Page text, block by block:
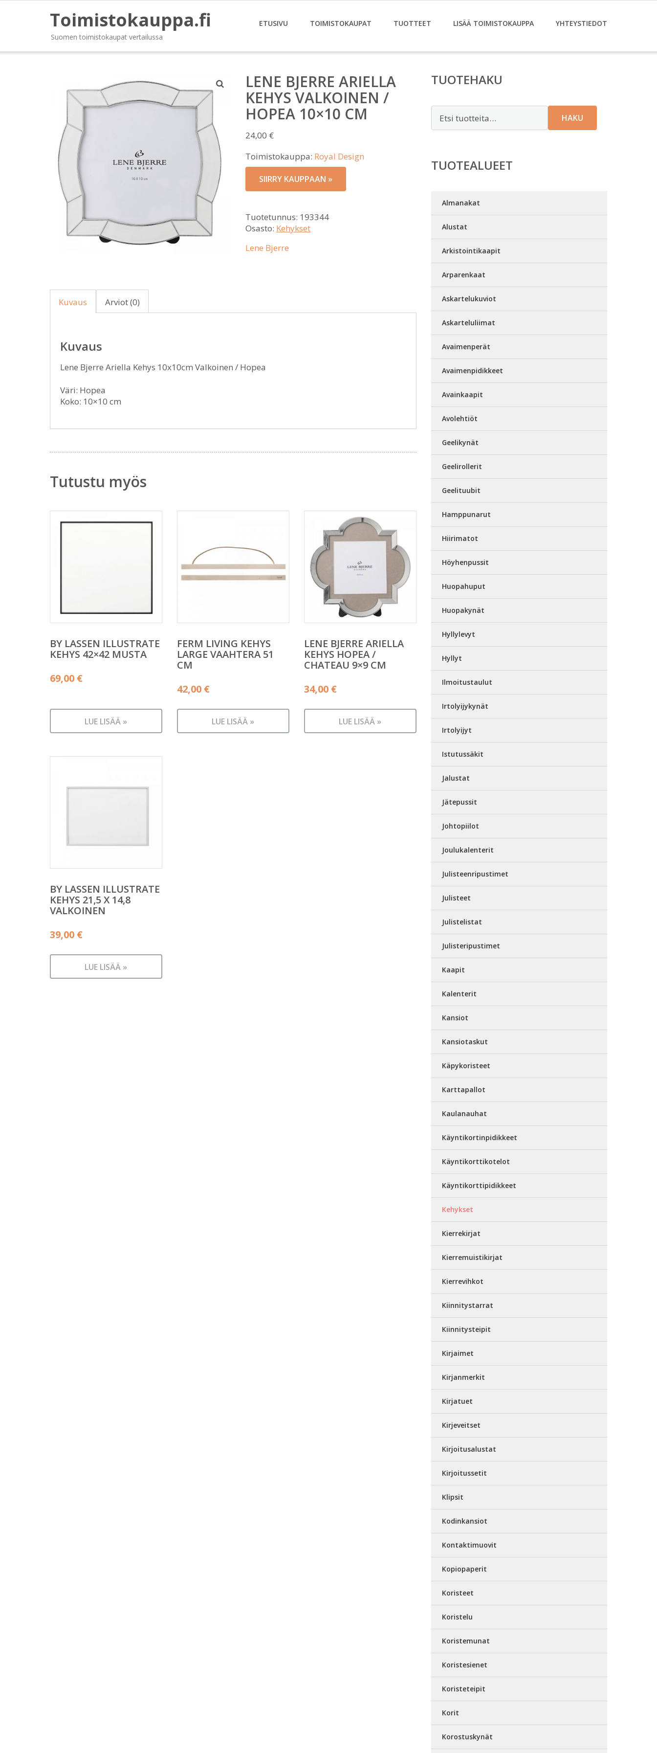
Toimistokauppa.fi
Suomen toimistokaupat vertailussa
ETUSIVU TOIMISTOKAUPAT TUOTTEET LISÄÄ TOIMISTOKAUPPA YHTEYSTIEDOT
LENE BJERRE ARIELLA
KEHYS VALKOINEN /
HOPEA 10×10 CM
24,00 €
Toimistokauppa: Royal Design
SIIRRY KAUPPAAN »
Tuotetunnus: 193344
Osasto: Kehykset
Lene Bjerre
Kuvaus Arviot (0)
Kuvaus
Lene Bjerre Ariella Kehys 10x10cm Valkoinen / Hopea
Väri: Hopea
Koko: 10×10 cm
Tutustu myös
BY LASSEN ILLUSTRATE
KEHYS 42×42 MUSTA
69,00 €
LUE LISÄÄ »
FERM LIVING KEHYS
LARGE VAAHTERA 51
CM
42,00 €
LUE LISÄÄ »
LENE BJERRE ARIELLA
KEHYS HOPEA /
CHATEAU 9×9 CM
34,00 €
LUE LISÄÄ »
BY LASSEN ILLUSTRATE
KEHYS 21,5 X 14,8
VALKOINEN
39,00 €
LUE LISÄÄ »
TUOTEHAKU
HAKU
TUOTEALUEET
Almanakat
Alustat
Arkistointikaapit
Arparenkaat
Askartelukuviot
Askarteluliimat
Avaimenperät
Avaimenpidikkeet
Avainkaapit
Avolehtiöt
Geelikynät
Geelirollerit
Geelituubit
Hamppunarut
Hiirimatot
Höyhenpussit
Huopahuput
Huopakynät
Hyllylevyt
Hyllyt
Ilmoitustaulut
Irtolyijykynät
Irtolyijyt
Istutussäkit
Jalustat
Jätepussit
Johtopiilot
Joulukalenterit
Julisteenripustimet
Julisteet
Julistelistat
Julisteripustimet
Kaapit
Kalenterit
Kansiot
Kansiotaskut
Käpykoristeet
Karttapallot
Kaulanauhat
Käyntikortinpidikkeet
Käyntikorttikotelot
Käyntikorttipidikkeet
Kehykset
Kierrekirjat
Kierremuistikirjat
Kierrevihkot
Kiinnitystarrat
Kiinnitysteipit
Kirjaimet
Kirjanmerkit
Kirjatuet
Kirjeveitset
Kirjoitusalustat
Kirjoitussetit
Klipsit
Kodinkansiot
Kontaktimuovit
Kopiopaperit
Koristeet
Koristelu
Koristemunat
Koristesienet
Koristeteipit
Korit
Korostuskynät